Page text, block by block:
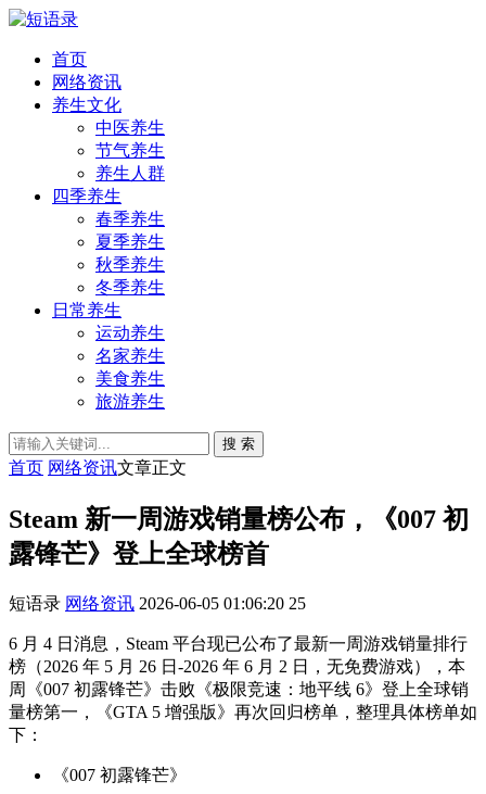
首页
网络资讯
养生文化
中医养生
节气养生
养生人群
四季养生
春季养生
夏季养生
秋季养生
冬季养生
日常养生
运动养生
名家养生
美食养生
旅游养生
搜 索
首页 网络资讯文章正文
Steam 新一周游戏销量榜公布，《007 初
露锋芒》登上全球榜首
短语录 网络资讯 2026-06-05 01:06:20 25
6 月 4 日消息，Steam 平台现已公布了最新一周游戏销量排行
榜（2026 年 5 月 26 日-2026 年 6 月 2 日，无免费游戏），本
周《007 初露锋芒》击败《极限竞速：地平线 6》登上全球销
量榜第一，《GTA 5 增强版》再次回归榜单，整理具体榜单如
下：
《007 初露锋芒》